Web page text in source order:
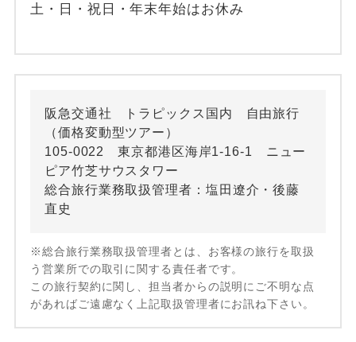
土・日・祝日・年末年始はお休み
阪急交通社 トラピックス国内 自由旅行
（価格変動型ツアー）
105-0022 東京都港区海岸1-16-1 ニュー
ピア竹芝サウスタワー
総合旅行業務取扱管理者：塩田遼介・後藤
直史
※総合旅行業務取扱管理者とは、お客様の旅行を取扱
う営業所での取引に関する責任者です。
この旅行契約に関し、担当者からの説明にご不明な点
があればご遠慮なく上記取扱管理者にお訊ね下さい。